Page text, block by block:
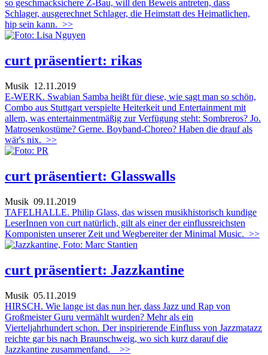
so geschmacksichere Z-Bau, will den Beweis antreten, dass
Schlager, ausgerechnet Schlager, die Heimstatt des Heimatlichen,
hip sein kann. >>
curt präsentiert: rikas
Musik 12.11.2019
E-WERK. Swabian Samba heißt für diese, wie sagt man so schön,
Combo aus Stuttgart verspielte Heiterkeit und Entertainment mit
allem, was entertainmentmäßig zur Verfügung steht: Sombreros? Jo.
Matrosenkostüme? Gerne. Boyband-Choreo? Haben die drauf als
wär's nix. >>
curt präsentiert: Glasswalls
Musik 09.11.2019
TAFELHALLE. Philip Glass, das wissen musikhistorisch kundige
LeserInnen von curt natürlich, gilt als einer der einflussreichsten
Komponisten unserer Zeit und Wegbereiter der Minimal Music. >>
curt präsentiert: Jazzkantine
Musik 05.11.2019
HIRSCH. Wie lange ist das nun her, dass Jazz und Rap von
Großmeister Guru vermählt wurden? Mehr als ein
Vierteljahrhundert schon. Der inspirierende Einfluss von Jazzmatazz
reichte gar bis nach Braunschweig, wo sich kurz darauf die
Jazzkantine zusammenfand.
>>